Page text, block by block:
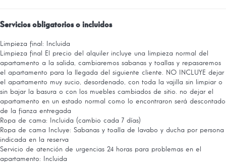
Servicios obligatorios o incluidos
Limpieza final: Incluida
Limpieza final
El precio del alquiler incluye una limpieza normal del
apartamento a la salida, cambiaremos sabanas y toallas y repasaremos
el apartamento para la llegada del siguiente cliente. NO INCLUYE dejar
el apartamento muy sucio, desordenado, con toda la vajilla sin limpiar o
sin bajar la basura o con los muebles cambiados de sitio. no dejar el
apartamento en un estado normal como lo encontraron será descontado
de la fianza entregada
Ropa de cama: Incluida (cambio cada 7 días)
Ropa de cama
Incluye: Sabanas y toalla de lavabo y ducha por persona
indicada en la reserva
Servicio de atención de urgencias 24 horas para problemas en el
apartamento: Incluida